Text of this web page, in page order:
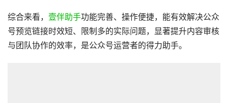
综合来看， 壹伴助手功能完善、操作便捷，能有效解决公众
号预览链接时效短、限制多的实际问题，显著提升内容审核
与团队协作的效率，是公众号运营者的得力助手。